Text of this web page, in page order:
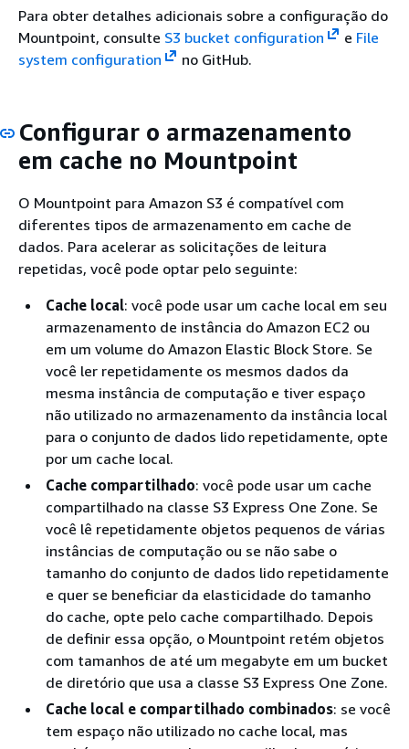
Para obter detalhes adicionais sobre a configuração do
Mountpoint, consulte S3 bucket configuration e File
system configuration
no GitHub.
Configurar o armazenamento
em cache no Mountpoint
O Mountpoint para Amazon S3 é compatível com
diferentes tipos de armazenamento em cache de
dados. Para acelerar as solicitações de leitura
repetidas, você pode optar pelo seguinte:
Cache local: você pode usar um cache local em seu
armazenamento de instância do Amazon EC2 ou
em um volume do Amazon Elastic Block Store. Se
você ler repetidamente os mesmos dados da
mesma instância de computação e tiver espaço
não utilizado no armazenamento da instância local
para o conjunto de dados lido repetidamente, opte
por um cache local.
Cache compartilhado: você pode usar um cache
compartilhado na classe S3 Express One Zone. Se
você lê repetidamente objetos pequenos de várias
instâncias de computação ou se não sabe o
tamanho do conjunto de dados lido repetidamente
e quer se beneficiar da elasticidade do tamanho
do cache, opte pelo cache compartilhado. Depois
de definir essa opção, o Mountpoint retém objetos
com tamanhos de até um megabyte em um bucket
de diretório que usa a classe S3 Express One Zone.
Cache local e compartilhado combinados: se você
tem espaço não utilizado no cache local, mas